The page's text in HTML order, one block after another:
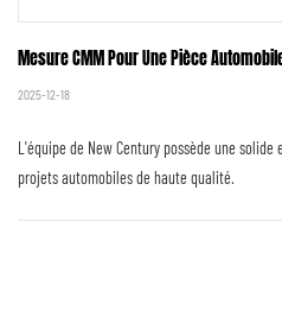
Mesure CMM Pour Une Pièce
2025-12-18
L'équipe de New Century possède une
projets automobiles de haute qualité.